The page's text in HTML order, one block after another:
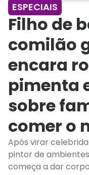
ESPECIAIS
Filho de
comilão
encara
pimenta
sobre
comer o
Após virar
pintor de
começa a dar